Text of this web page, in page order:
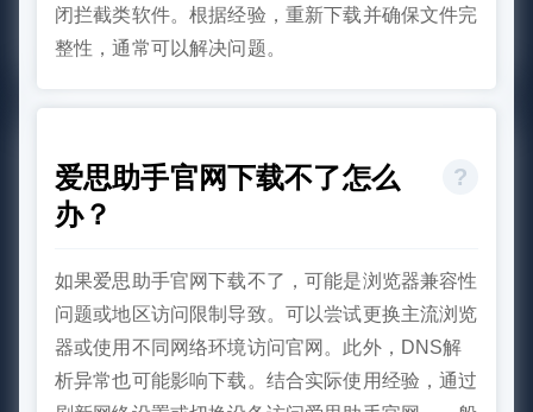
闭拦截类软件。根据经验，重新下载并确保文件完
整性，通常可以解决问题。
爱思助手官网下载不了怎么
办？
如果爱思助手官网下载不了，可能是浏览器兼容性
问题或地区访问限制导致。可以尝试更换主流浏览
器或使用不同网络环境访问官网。此外，DNS解
析异常也可能影响下载。结合实际使用经验，通过